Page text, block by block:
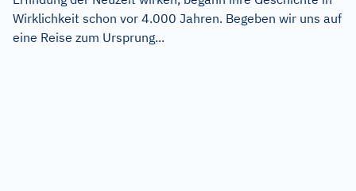
Wirklichkeit schon vor 4.000 Jahren. Begeben wir uns auf
eine Reise zum Ursprung...